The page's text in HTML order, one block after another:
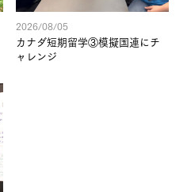
2026/08/05
カナダ短期留学③模擬国連にチ
ャレンジ